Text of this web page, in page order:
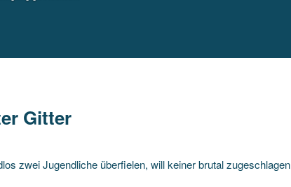
Gitter
zwei Jugendliche überfielen, will keiner brutal zugeschlagen